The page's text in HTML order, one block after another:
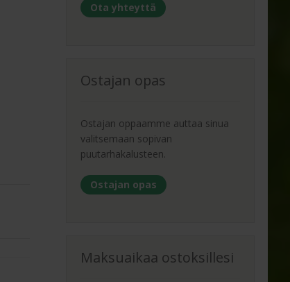
Ota yhteyttä
Ostajan opas
Ostajan oppaamme auttaa sinua
valitsemaan sopivan
puutarhakalusteen.
Ostajan opas
Maksuaikaa ostoksillesi